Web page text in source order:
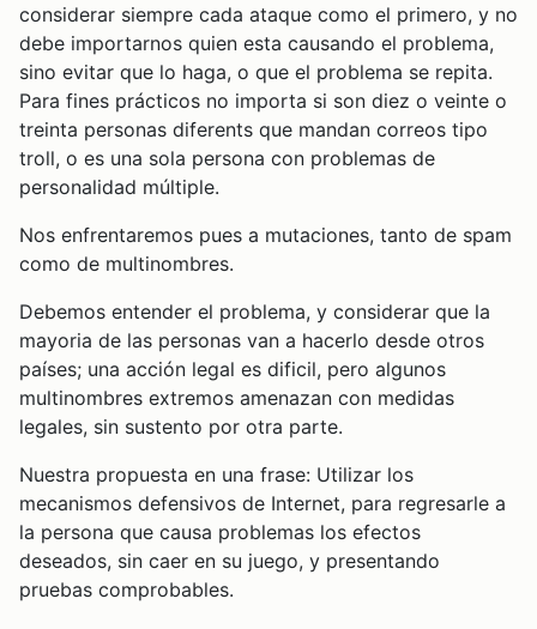
considerar siempre cada ataque como el primero, y no
debe importarnos quien esta causando el problema,
sino evitar que lo haga, o que el problema se repita.
Para fines prácticos no importa si son diez o veinte o
treinta personas diferents que mandan correos tipo
troll, o es una sola persona con problemas de
personalidad múltiple.
Nos enfrentaremos pues a mutaciones, tanto de spam
como de multinombres.
Debemos entender el problema, y considerar que la
mayoria de las personas van a hacerlo desde otros
países; una acción legal es dificil, pero algunos
multinombres extremos amenazan con medidas
legales, sin sustento por otra parte.
Nuestra propuesta en una frase: Utilizar los
mecanismos defensivos de Internet, para regresarle a
la persona que causa problemas los efectos
deseados, sin caer en su juego, y presentando
pruebas comprobables.